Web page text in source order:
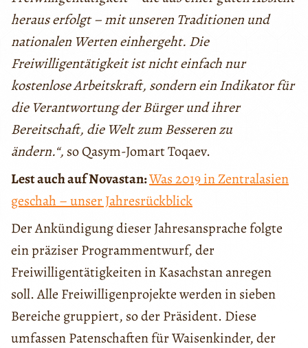
heraus erfolgt – mit unseren Traditionen und
nationalen Werten einhergeht. Die
Freiwilligentätigkeit ist nicht einfach nur
kostenlose Arbeitskraft, sondern ein Indikator für
die Verantwortung der Bürger und ihrer
Bereitschaft, die Welt zum Besseren zu
ändern.“, so Qasym-Jomart Toqaev.
Lest auch auf Novastan:Was 2019 in Zentralasien
geschah – unser Jahresrückblick
Der Ankündigung dieser Jahresansprache folgte
ein präziser Programmentwurf, der
Freiwilligentätigkeiten in Kasachstan anregen
soll. Alle Freiwilligenprojekte werden in sieben
Bereiche gruppiert, so der Präsident. Diese
umfassen Patenschaften für Waisenkinder, der